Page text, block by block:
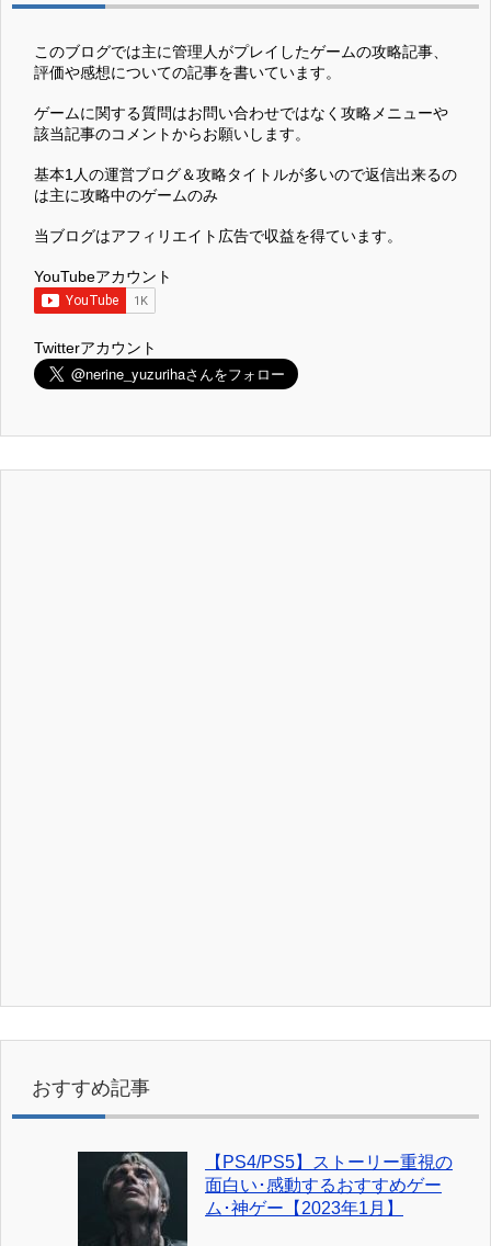
このブログでは主に管理人がプレイしたゲームの攻略記事、
評価や感想についての記事を書いています。
ゲームに関する質問はお問い合わせではなく攻略メニューや
該当記事のコメントからお願いします。
基本1人の運営ブログ＆攻略タイトルが多いので返信出来るの
は主に攻略中のゲームのみ
当ブログはアフィリエイト広告で収益を得ています。
YouTubeアカウント
Twitterアカウント
おすすめ記事
【PS4/PS5】ストーリー重視の
面白い･感動するおすすめゲー
ム･神ゲー【2023年1月】